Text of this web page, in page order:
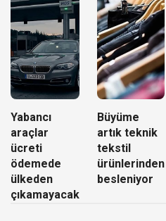
Yabancı
araçlar
ücreti
ödemede
ülkeden
çıkamayacak
Büyüme
artık teknik
tekstil
ürünlerinden
besleniyor